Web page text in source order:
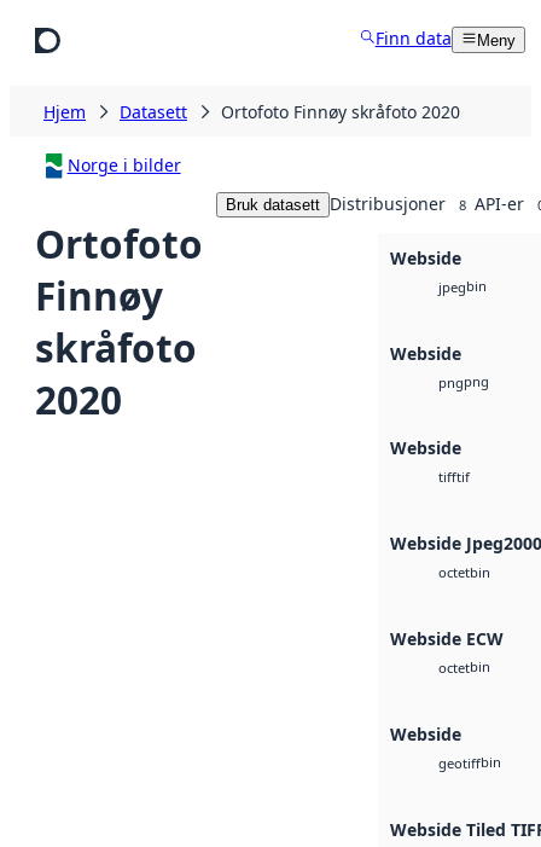
Finn data Meny
Hjem Datasett Ortofoto Finnøy skråfoto 2020
Norge i bilder
Ortofoto
Finnøy
skråfoto
2020
Bruk datasett Distribusjoner 8 API-er
Webside
jpegbin
Webside
pngpng
Webside
tifftif
Webside Jpeg2000
octetbin
Webside ECW
octetbin
Webside
geotiffbin
Webside Tiled